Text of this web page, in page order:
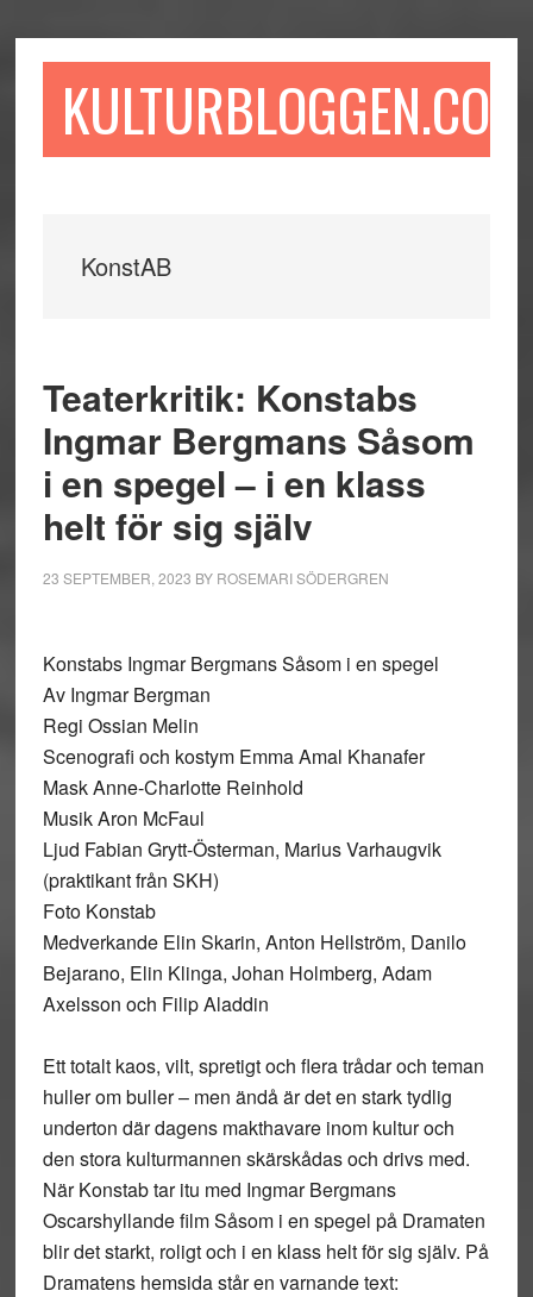
till
till
sidofältet
till
KULTURBLOGGEN.COM
KonstAB
Teaterkritik: Konstabs
Ingmar Bergmans Såsom
i en spegel – i en klass
helt för sig själv
23 SEPTEMBER, 2023 BY ROSEMARI SÖDERGREN
Konstabs Ingmar Bergmans Såsom i en spegel
Av Ingmar Bergman
Regi Ossian Melin
Scenografi och kostym Emma Amal Khanafer
Mask Anne-Charlotte Reinhold
Musik Aron McFaul
Ljud Fabian Grytt-Österman, Marius Varhaugvik
(praktikant från SKH)
Foto Konstab
Medverkande Elin Skarin, Anton Hellström, Danilo
Bejarano, Elin Klinga, Johan Holmberg, Adam
Axelsson och Filip Aladdin
Ett totalt kaos, vilt, spretigt och flera trådar och teman
huller om buller – men ändå är det en stark tydlig
underton där dagens makthavare inom kultur och
den stora kulturmannen skärskådas och drivs med.
När Konstab tar itu med Ingmar Bergmans
Oscarshyllande film Såsom i en spegel på Dramaten
blir det starkt, roligt och i en klass helt för sig själv. På
Dramatens hemsida står en varnande text: